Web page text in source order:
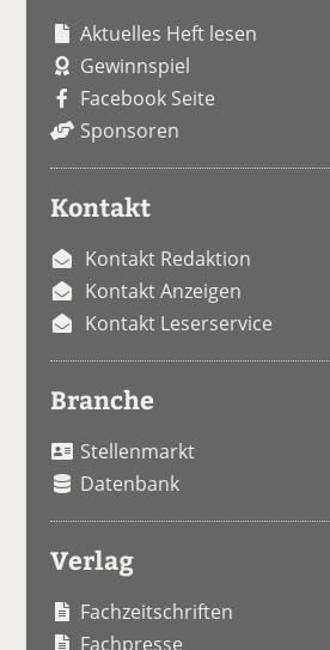
Aktuelles Heft lesen
Gewinnspiel
Facebook Seite
Sponsoren
Kontakt
Kontakt Redaktion
Kontakt Anzeigen
Kontakt Leserservice
Branche
Stellenmarkt
Datenbank
Verlag
Fachzeitschriften
Fachpresse